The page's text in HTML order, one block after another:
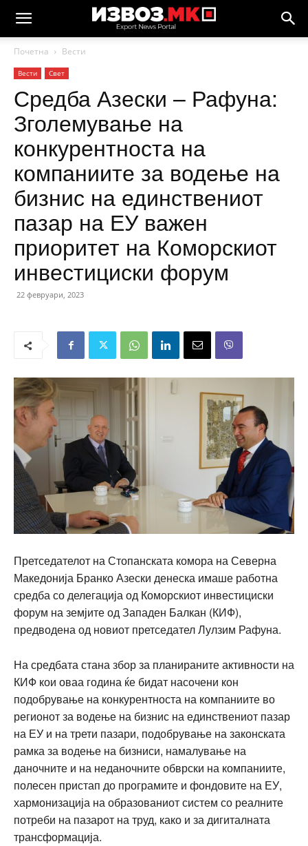
Почетна Вести
Вести Свет
Средба Азески – Рафуна:
Зголемување на
конкурентноста на
компаниите за водење на
бизнис на единствениот
пазар на ЕУ важен
приоритет на Коморскиот
инвестициски форум
22 февруари, 2023
Претседателот на Стопанската комора на Северна
Македонија Бранко Азески денеска имаше работна
средба со делегација од Коморскиот инвестициски
форум на земјите од Западен Балкан (КИФ),
предводена од новиот претседател Лулзим Рафуна.
На средбата стана збор за планираните активности на
КИФ кои оваа година ќе бидат насочени кон
подобрување на конкурентноста на компаниите во
регионот за водење на бизнис на единствениот пазар
на ЕУ и на трети пазари, подобрување на законската
рамка за водење на бизниси, намалување на
даночните и на неданочните обврски на компаниите,
полесен пристап до програмите и фондовите на ЕУ,
хармонизација на образованиот систем со реалните
потреби на пазарот на труд, како и за дигиталната
трансформација.